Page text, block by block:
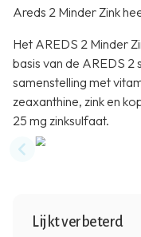
Areds 2 Minder Zink
Het AREDS 2 Minder
basis van de AREDS
samenstelling met
zeaxanthine, zink en
25 mg zinksulfaat.
Previous slide
Lijkt verbeterd